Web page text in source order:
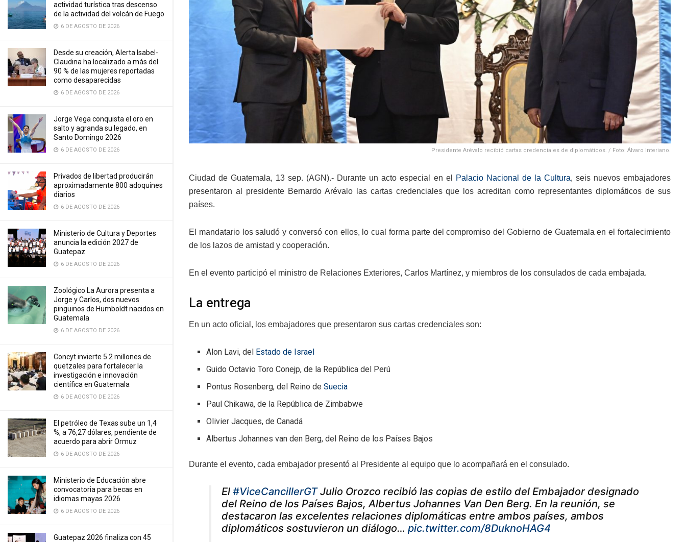
actividad turística tras descenso
de la actividad del volcán de Fuego
6 DE AGOSTO DE 2026
Desde su creación, Alerta Isabel-
Claudina ha localizado a más del
90 % de las mujeres reportadas
como desaparecidas
6 DE AGOSTO DE 2026
Jorge Vega conquista el oro en
salto y agranda su legado, en
Santo Domingo 2026
6 DE AGOSTO DE 2026
Privados de libertad producirán
aproximadamente 800 adoquines
diarios
6 DE AGOSTO DE 2026
Ministerio de Cultura y Deportes
anuncia la edición 2027 de
Guatepaz
6 DE AGOSTO DE 2026
Zoológico La Aurora presenta a
Jorge y Carlos, dos nuevos
pingüinos de Humboldt nacidos en
Guatemala
6 DE AGOSTO DE 2026
Concyt invierte 5.2 millones de
quetzales para fortalecer la
investigación e innovación
científica en Guatemala
6 DE AGOSTO DE 2026
El petróleo de Texas sube un 1,4
%, a 76,27 dólares, pendiente de
acuerdo para abrir Ormuz
6 DE AGOSTO DE 2026
Ministerio de Educación abre
convocatoria para becas en
idiomas mayas 2026
6 DE AGOSTO DE 2026
Guatepaz 2026 finaliza con 45
Presidente Arévalo recibió cartas credenciales de diplomáticos. / Foto: Álvaro Interiano.
Ciudad de Guatemala, 13 sep. (AGN).- Durante un acto especial en el Palacio Nacional de la Cultura, seis nuevos embajadores
presentaron al presidente Bernardo Arévalo las cartas credenciales que los acreditan como representantes diplomáticos de sus
países.
El mandatario los saludó y conversó con ellos, lo cual forma parte del compromiso del Gobierno de Guatemala en el fortalecimiento
de los lazos de amistad y cooperación.
En el evento participó el ministro de Relaciones Exteriores, Carlos Martínez, y miembros de los consulados de cada embajada.
La entrega
En un acto oficial, los embajadores que presentaron sus cartas credenciales son:
Alon Lavi, del
Estado de Israel
Guido Octavio Toro Conejp, de la República del Perú
Pontus Rosenberg, del Reino deSuecia
Paul Chikawa, de la República de Zimbabwe
Olivier Jacques, de Canadá
Albertus Johannes van den Berg, del Reino de los Países Bajos
Durante el evento, cada embajador presentó al Presidente al equipo que lo acompañará en el consulado.
El #ViceCancillerGTJulio Orozco recibió las copias de estilo del Embajador designado
del Reino de los Países Bajos, Albertus Johannes Van Den Berg. En la reunión, se
destacaron las excelentes relaciones diplomáticas entre ambos países, ambos
diplomáticos sostuvieron un diálogo… pic.twitter.com/8DuknoHAG4